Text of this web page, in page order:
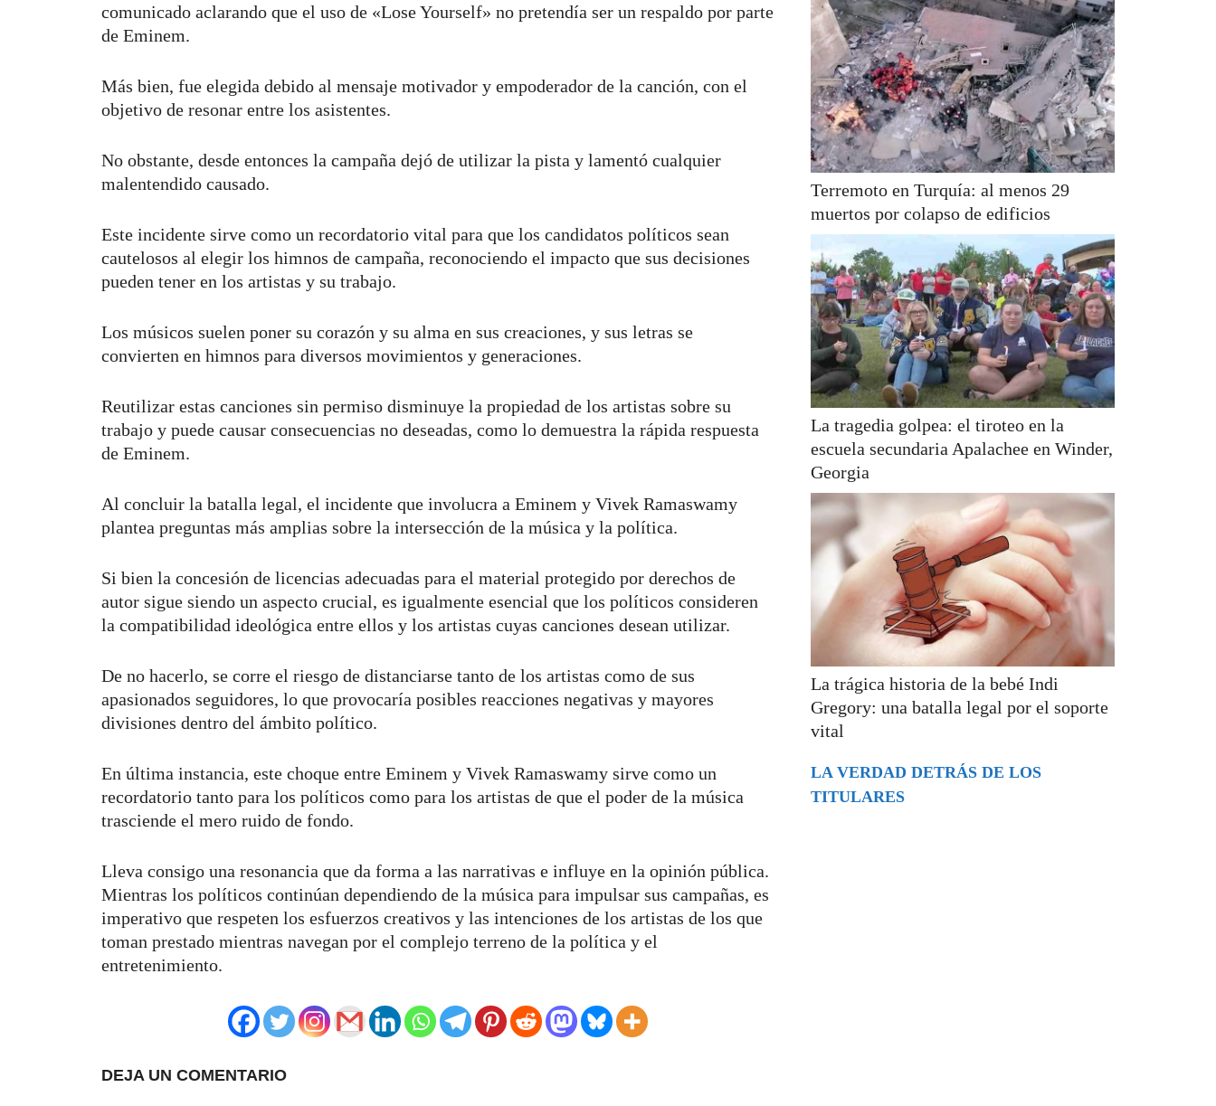
comunicado aclarando que el uso de «Lose Yourself» no pretendía ser un respaldo por parte
de Eminem.
Más bien, fue elegida debido al mensaje motivador y empoderador de la canción, con el
objetivo de resonar entre los asistentes.
No obstante, desde entonces la campaña dejó de utilizar la pista y lamentó cualquier
malentendido causado.
Este incidente sirve como un recordatorio vital para que los candidatos políticos sean
cautelosos al elegir los himnos de campaña, reconociendo el impacto que sus decisiones
pueden tener en los artistas y su trabajo.
Los músicos suelen poner su corazón y su alma en sus creaciones, y sus letras se
convierten en himnos para diversos movimientos y generaciones.
Reutilizar estas canciones sin permiso disminuye la propiedad de los artistas sobre su
trabajo y puede causar consecuencias no deseadas, como lo demuestra la rápida respuesta
de Eminem.
Al concluir la batalla legal, el incidente que involucra a Eminem y Vivek Ramaswamy
plantea preguntas más amplias sobre la intersección de la música y la política.
Si bien la concesión de licencias adecuadas para el material protegido por derechos de
autor sigue siendo un aspecto crucial, es igualmente esencial que los políticos consideren
la compatibilidad ideológica entre ellos y los artistas cuyas canciones desean utilizar.
De no hacerlo, se corre el riesgo de distanciarse tanto de los artistas como de sus
apasionados seguidores, lo que provocaría posibles reacciones negativas y mayores
divisiones dentro del ámbito político.
En última instancia, este choque entre Eminem y Vivek Ramaswamy sirve como un
recordatorio tanto para los políticos como para los artistas de que el poder de la música
trasciende el mero ruido de fondo.
Lleva consigo una resonancia que da forma a las narrativas e influye en la opinión pública.
Mientras los políticos continúan dependiendo de la música para impulsar sus campañas, es
imperativo que respeten los esfuerzos creativos y las intenciones de los artistas de los que
toman prestado mientras navegan por el complejo terreno de la política y el
entretenimiento.
DEJA UN COMENTARIO
Terremoto en Turquía: al menos 29
muertos por colapso de edificios
La tragedia golpea: el tiroteo en la
escuela secundaria Apalachee en Winder,
Georgia
La trágica historia de la bebé Indi
Gregory: una batalla legal por el soporte
vital
LA VERDAD DETRÁS DE LOS
TITULARES